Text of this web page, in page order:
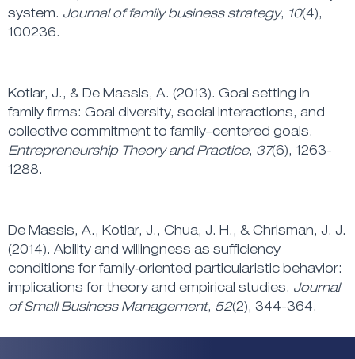
system. Journal of family business strategy, 10(4),
100236.
Kotlar, J., & De Massis, A. (2013). Goal setting in
family firms: Goal diversity, social interactions, and
collective commitment to family–centered goals.
Entrepreneurship Theory and Practice, 37(6), 1263-
1288.
De Massis, A., Kotlar, J., Chua, J. H., & Chrisman, J. J.
(2014). Ability and willingness as sufficiency
conditions for family‐oriented particularistic behavior:
implications for theory and empirical studies. Journal
of Small Business Management, 52(2), 344-364.